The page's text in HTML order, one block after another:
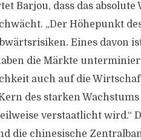
Barjou, dass das
„Der Höhepunkt
Eines davon
die Märkte
auch auf die
des starken
verstaatlicht wird.“
die chinesische